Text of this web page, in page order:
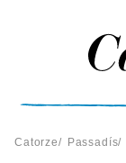
Catorze/ Passadís/